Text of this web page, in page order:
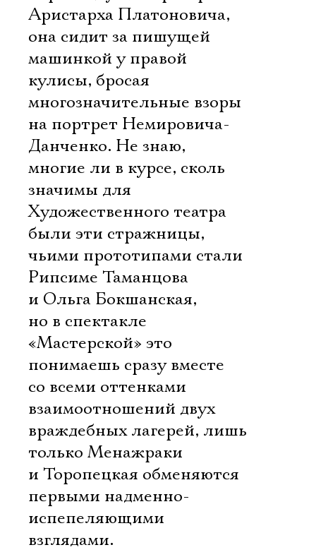
Аристарха Платоновича, 
она сидит за пишущей
машинкой у правой
кулисы, бросая
многозначительные взоры
на портрет Немировича-
Данченко. Не знаю,
многие ли в курсе, сколь
значимы для
Художественного театра
были эти стражницы,
чьими прототипами стали
Рипсиме Таманцова
и Ольга Бокшанская,
но в спектакле
«Мастерской» это
понимаешь сразу вместе
со всеми оттенками
взаимоотношений двух
враждебных лагерей, лишь
только Менажраки
и Торопецкая обменяются
первыми надменно-
испепеляющими
взглядами.